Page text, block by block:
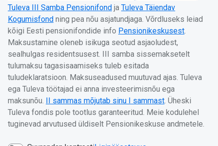
Tuleva III Samba Pensionifond ja Tuleva Täiendav
Kogumisfond ning pea nõu asjatundjaga. Võrdluseks leiad
kõigi Eesti pensionifondide info Pensionikeskusest.
Maksustamine oleneb isikuga seotud asjaoludest,
sealhulgas residentsusest. III samba sissemaksetelt
tulumaksu tagasisaamiseks tuleb esitada
tuludeklaratsioon. Maksuseadused muutuvad ajas. Tuleva
ega Tuleva töötajad ei anna investeerimisnõu ega
maksunõu.
II sammas mõjutab sinu I sammast. Üheski
Tuleva fondis pole tootlus garanteeritud. Meie kodulehel
tuginevad arvutused üldiselt Pensionikeskuse andmetele.